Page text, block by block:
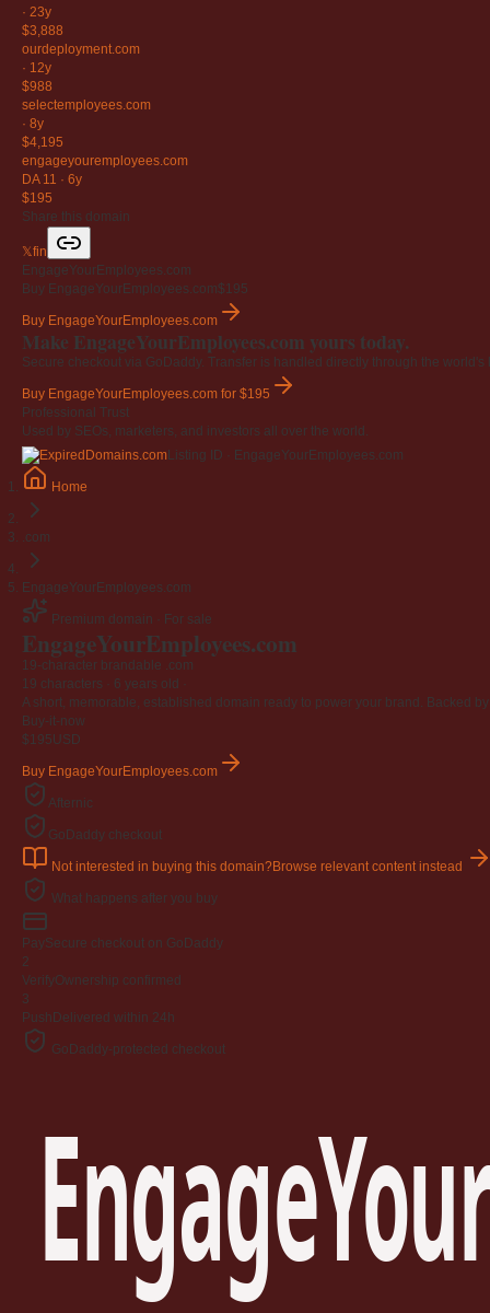
· 23y
$3,888
ourdeployment.com
· 12y
$988
selectemployees.com
· 8y
$4,195
engageyouremployees.com
DA 11 · 6y
$195
Share this domain
𝕏fin
EngageYourEmployees.com
Buy EngageYourEmployees.com$195
Buy EngageYourEmployees.com
Make EngageYourEmployees.com yours today.
Secure checkout via GoDaddy. Transfer is handled directly through the world's
Buy EngageYourEmployees.com for $195
Professional Trust
Used by SEOs, marketers, and investors all over the world.
Listing ID · EngageYourEmployees.com
Home
.com
EngageYourEmployees.com
Premium domain · For sale
EngageYourEmployees.com
19-character brandable .com
19 characters · 6 years old
A short, memorable, established domain ready to power your brand. Backed
Buy-it-now
$195USD
Buy EngageYourEmployees.com
Afternic
GoDaddy checkout
Not interested in buying this domain?Browse relevant content instead
What happens after you buy
PaySecure checkout on GoDaddy
2
VerifyOwnership confirmed
3
Push Delivered within 24h
GoDaddy-protected checkout